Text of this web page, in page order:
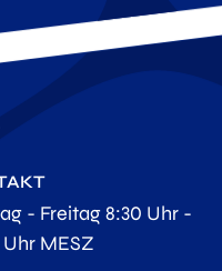
- Freitag 8:30 Uhr -
Uhr MESZ